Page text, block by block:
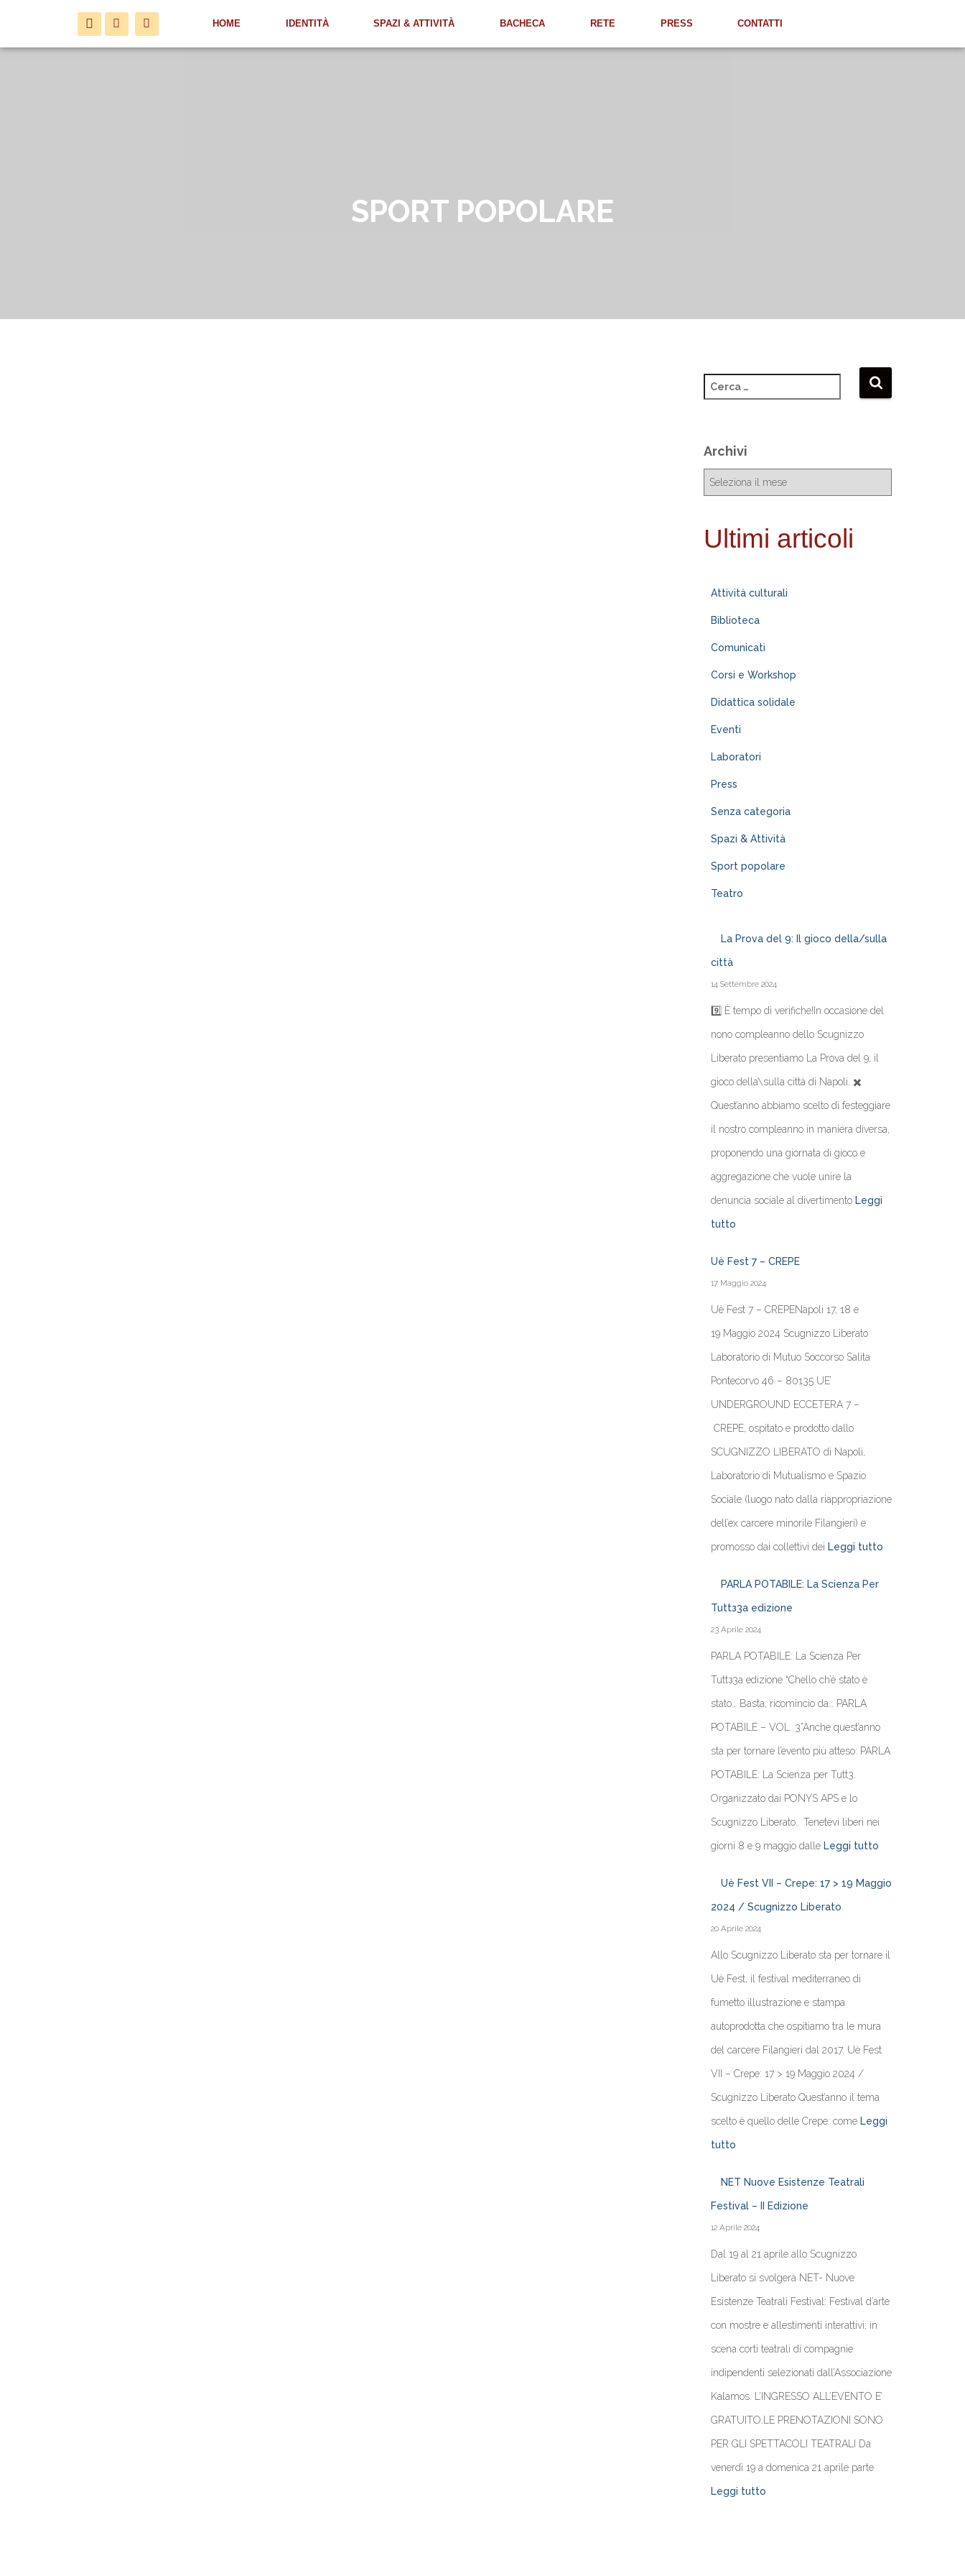
HOME IDENTITÀ SPAZI & ATTIVITÀ BACHECA RETE PRESS CONTATTI
SPORT POPOLARE
Archivi
Ultimi articoli
Attività culturali
Biblioteca
Comunicati
Corsi e Workshop
Didattica solidale
Eventi
Laboratori
Press
Senza categoria
Spazi & Attività
Sport popolare
Teatro
La Prova del 9: Il gioco della/sulla
città
14 Settembre 2024
9️⃣ È tempo di verifiche!In occasione del
nono compleanno dello Scugnizzo
Liberato presentiamo La Prova del 9, il
gioco della\sulla città di Napoli. ✖️
Quest’anno abbiamo scelto di festeggiare
il nostro compleanno in maniera diversa,
proponendo una giornata di gioco e
aggregazione che vuole unire la
denuncia sociale al divertimentoLeggi
tutto
Uè Fest 7 – CREPE
17 Maggio 2024
Uè Fest 7 – CREPENapoli 17, 18 e
19 Maggio 2024 Scugnizzo Liberato
Laboratorio di Mutuo Soccorso Salita
Pontecorvo 46 – 80135 UE’
UNDERGROUND ECCETERA 7 –
CREPE, ospitato e prodotto dallo
SCUGNIZZO LIBERATO di Napoli,
Laboratorio di Mutualismo e Spazio
Sociale (luogo nato dalla riappropriazione
dell’ex carcere minorile Filangieri) e
promosso dai collettivi dei Leggi tutto
PARLA POTABILE: La Scienza Per
Tuttз3a edizione
23 Aprile 2024
PARLA POTABILE: La Scienza Per
Tuttз3a edizione “Chello ch’è stato è
stato… Basta, ricomincio da… PARLA
POTABILE – VOL. 3”Anche quest’anno
sta per tornare l’evento più atteso: PARLA
POTABILE: La Scienza per Tutt3.
Organizzato dai PONYS APS e lo
Scugnizzo Liberato. Tenetevi liberi nei
giorni 8 e 9 maggio dalleLeggi tutto
Uè Fest VII – Crepe: 17 > 19 Maggio
2024 / Scugnizzo Liberato
20 Aprile 2024
Allo Scugnizzo Liberato sta per tornare il
Uè Fest, il festival mediterraneo di
fumetto illustrazione e stampa
autoprodotta che ospitiamo tra le mura
del carcere Filangieri dal 2017. Uè Fest
VII – Crepe: 17 > 19 Maggio 2024 /
Scugnizzo Liberato Quest’anno il tema
scelto è quello delle Crepe: comeLeggi
tutto
NET Nuove Esistenze Teatrali
Festival – II Edizione
12 Aprile 2024
Dal 19 al 21 aprile allo Scugnizzo
Liberato si svolgerà NET- Nuove
Esistenze Teatrali Festival: Festival d’arte
con mostre e allestimenti interattivi; in
scena corti teatrali di compagnie
indipendenti selezionati dall’Associazione
Kalamos. L’INGRESSO ALL’EVENTO E’
GRATUITO.LE PRENOTAZIONI SONO
PER GLI SPETTACOLI TEATRALI Da
venerdì 19 a domenica 21 aprile parte
Leggi tutto